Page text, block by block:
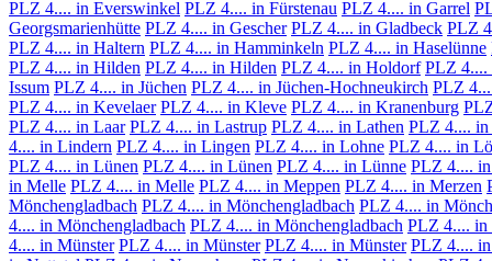
PLZ 4.... in Everswinkel PLZ 4.... in Fürstenau PLZ 4.... in Garrel
Georgsmarienhütte PLZ 4.... in Gescher PLZ 4.... in Gladbeck PLZ
PLZ 4.... in Haltern PLZ 4.... in Hamminkeln PLZ 4.... in Haselünne
PLZ 4.... in Hilden PLZ 4.... in Hilden PLZ 4.... in Holdorf PLZ 4....
Issum PLZ 4.... in Jüchen PLZ 4.... in Jüchen-Hochneukirch PLZ
PLZ 4.... in Kevelaer PLZ 4.... in Kleve PLZ 4.... in Kranenburg
PLZ 4.... in Laar PLZ 4.... in Lastrup PLZ 4.... in Lathen PLZ 4.... in
4.... in Lindern PLZ 4.... in Lingen PLZ 4.... in Lohne PLZ 4.... in
PLZ 4.... in Lünen PLZ 4.... in Lünen PLZ 4.... in Lünne PLZ 4....
in Melle PLZ 4.... in Melle PLZ 4.... in Meppen PLZ 4.... in Merzen
Mönchengladbach PLZ 4.... in Mönchengladbach PLZ 4.... in
4.... in Mönchengladbach PLZ 4.... in Mönchengladbach PLZ 4.... in
4.... in Münster PLZ 4.... in Münster PLZ 4.... in Münster PLZ 4....